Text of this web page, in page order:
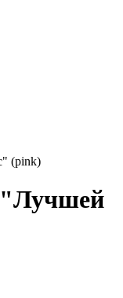
(pink)
"Лучшей